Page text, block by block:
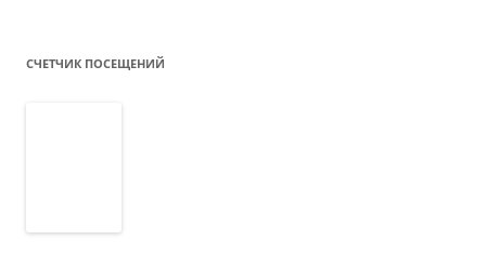
СЧЕТЧИК ПОСЕЩЕНИЙ